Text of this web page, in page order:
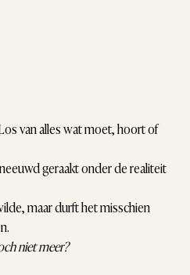
van alles wat moet, hoort of
geraakt onder de realiteit
maar durft het misschien
niet meer?